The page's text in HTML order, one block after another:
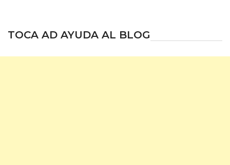
TOCA AD AYUDA AL BLOG